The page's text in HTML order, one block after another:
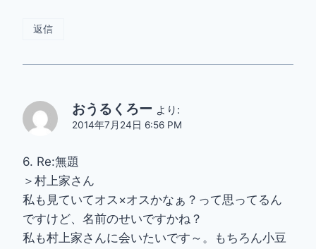
返信
おうるくろー より:
2014年7月24日 6:56 PM
6. Re:無題
＞村上家さん
私も見ていてオス×オスかなぁ？って思ってるん
ですけど、名前のせいですかね？
私も村上家さんに会いたいです～。もちろん小豆